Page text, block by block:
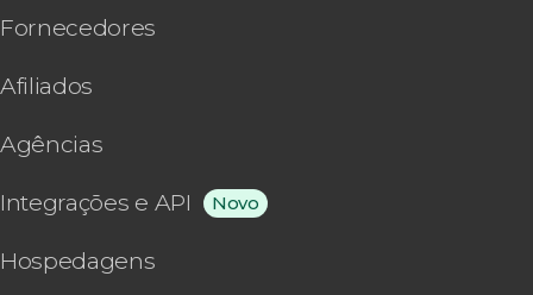
Fornecedores
Afiliados
Agências
Integrações e API Novo
Hospedagens